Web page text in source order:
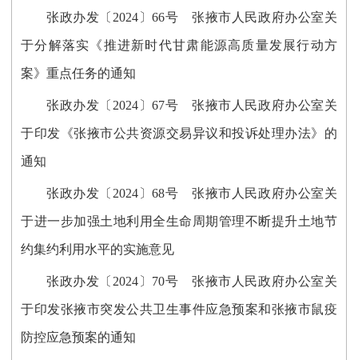
张政办发〔2024〕66号 张掖市人民政府办公室关
于分解落实《推进新时代甘肃能源高质量发展行动方
案》重点任务的通知
张政办发〔2024〕67号 张掖市人民政府办公室关
于印发《张掖市公共资源交易异议和投诉处理办法》的
通知
张政办发〔2024〕68号 张掖市人民政府办公室关
于进一步加强土地利用全生命周期管理不断提升土地节
约集约利用水平的实施意见
张政办发〔2024〕70号 张掖市人民政府办公室关
于印发张掖市突发公共卫生事件应急预案和张掖市鼠疫
防控应急预案的通知